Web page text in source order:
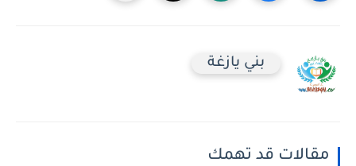
بني يازغة
مقالات قد تهمك